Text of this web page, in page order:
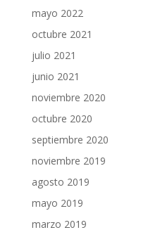
mayo 2022
octubre 2021
julio 2021
junio 2021
noviembre 2020
octubre 2020
septiembre 2020
noviembre 2019
agosto 2019
mayo 2019
marzo 2019